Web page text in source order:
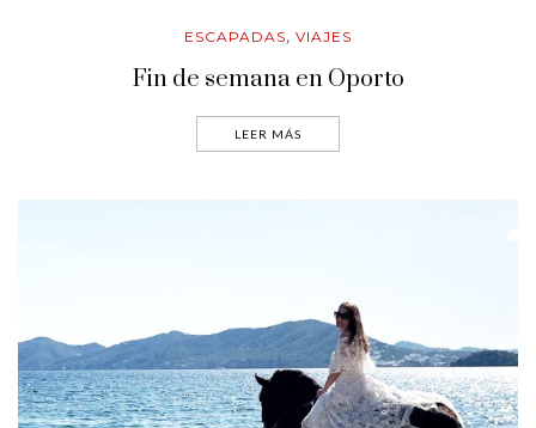
ESCAPADAS, VIAJES
Fin de semana en Oporto
LEER MÁS